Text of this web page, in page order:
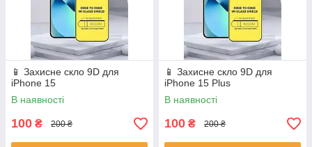
📱 Захисне скло 9D для
iPhone 15
В наявності
100 ₴ 200 ₴
📱 Захисне скло 9D для
iPhone 15 Plus
В наявності
100 ₴ 200 ₴